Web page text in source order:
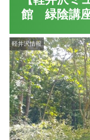
館 緑陰講
軽井沢情報